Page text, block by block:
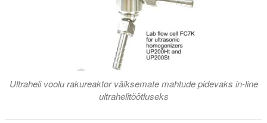
Ultraheli voolu rakureaktor väiksemate mahtude pidevaks in-line
ultrahelitöötluseks